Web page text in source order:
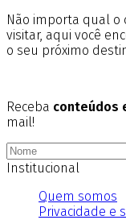
Não importa qual o
visitar, aqui você
o seu próximo
Receba conteúdos
mail!
Institucional
Quem somos
Privacidade e